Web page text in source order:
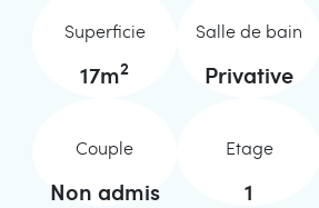
Superficie
17m2
Salle de bain
Privative
Couple
Non admis
Etage
1